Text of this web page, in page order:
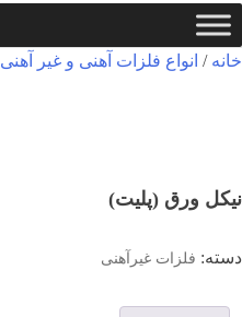
خانه / انواع فلزات آهنی و غیر آهنی
نیکل ورق (پلیت)
دسته: فلزات غیرآهنی